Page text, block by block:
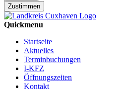
Zustimmen
Quickmenu
Startseite
Aktuelles
Terminbuchungen
I-KFZ
Öffnungszeiten
Kontakt